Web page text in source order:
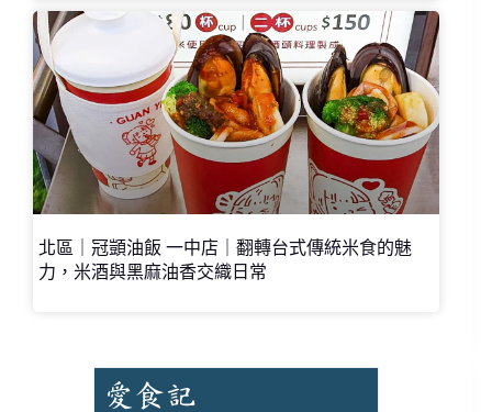
北區｜冠顗油飯 一中店｜翻轉台式傳統米食的魅
力，米酒與黑麻油香交織日常